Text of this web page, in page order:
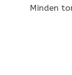
Minden